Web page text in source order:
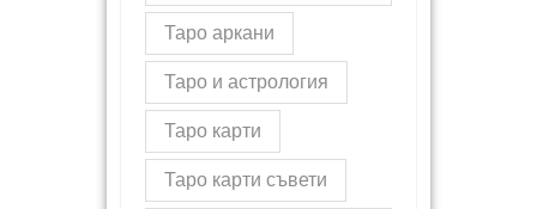
Таро аркани
Таро и астрология
Таро карти
Таро карти съвети